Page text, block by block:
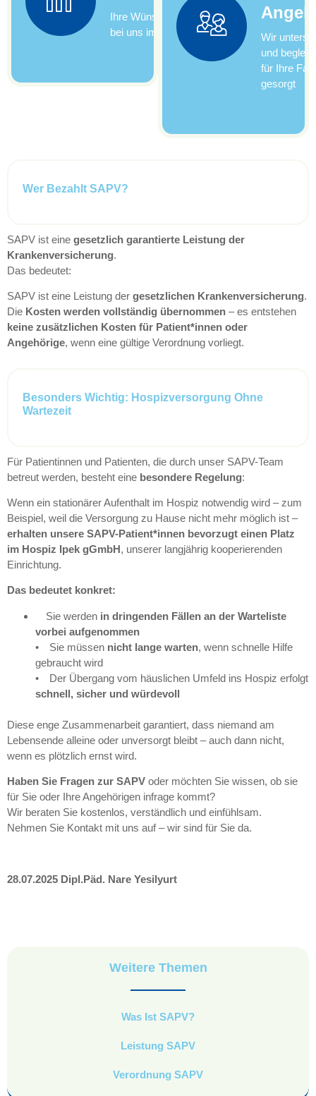
Ihre Wünsche und Werte stehen
bei uns immer im Mittelpunkt
Wir
und
für Ihre
gesorgt
Wer Bezahlt SAPV?
SAPV ist eine gesetzlich garantierte Leistung der
Krankenversicherung.
Das bedeutet:
SAPV ist eine Leistung der gesetzlichen Krankenversicherung.
Die Kosten werden vollständig übernommen – es entstehen
keine zusätzlichen Kosten für Patient*innen oder
Angehörige, wenn eine gültige Verordnung vorliegt.
Besonders Wichtig: Hospizversorgung Ohne
Wartezeit
Für Patientinnen und Patienten, die durch unser SAPV-Team
betreut werden, besteht eine besondere Regelung:
Wenn ein stationärer Aufenthalt im Hospiz notwendig wird – zum
Beispiel, weil die Versorgung zu Hause nicht mehr möglich ist –
erhalten unsere SAPV-Patient*innen bevorzugt einen Platz
im Hospiz Ipek gGmbH, unserer langjährig kooperierenden
Einrichtung.
Das bedeutet konkret:
Sie werden in dringenden Fällen an der Warteliste
vorbei aufgenommen
• Sie müssen nicht lange warten, wenn schnelle Hilfe
gebraucht wird
• Der Übergang vom häuslichen Umfeld ins Hospiz erfolgt
schnell, sicher und würdevoll
Diese enge Zusammenarbeit garantiert, dass niemand am
Lebensende alleine oder unversorgt bleibt – auch dann nicht,
wenn es plötzlich ernst wird.
Haben Sie Fragen zur SAPV oder möchten Sie wissen, ob sie
für Sie oder Ihre Angehörigen infrage kommt?
Wir beraten Sie kostenlos, verständlich und einfühlsam.
Nehmen Sie Kontakt mit uns auf – wir sind für Sie da.
28.07.2025 Dipl.Päd. Nare Yesilyurt
Weitere Themen
Was Ist SAPV?
Leistung SAPV
Verordnung SAPV